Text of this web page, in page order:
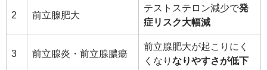
2 前立腺肥大
テストステロン減少で発
症リスク大幅減
3 前立腺炎・前立腺膿瘍
前立腺肥大が起こりにく
くなり なりやすさが低下